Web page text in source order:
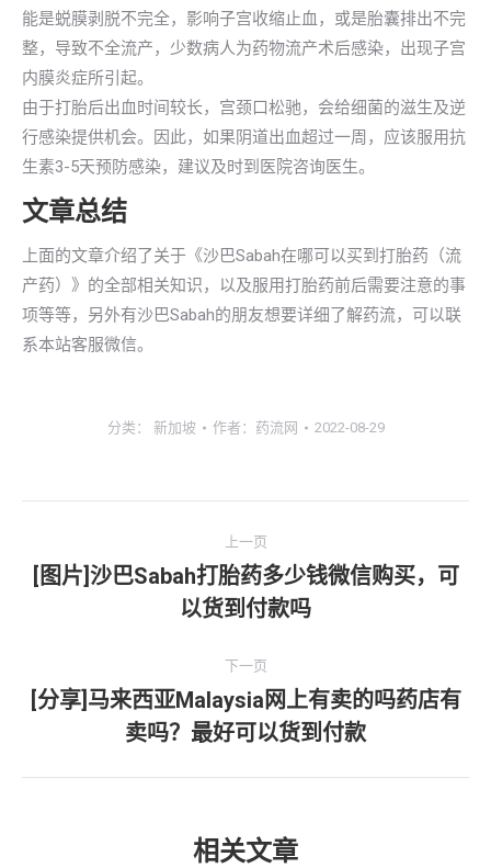
能是蜕膜剥脱不完全，影响子宫收缩止血，或是胎囊排出不完
整，导致不全流产，少数病人为药物流产术后感染，出现子宫
内膜炎症所引起。
由于打胎后出血时间较长，宫颈口松驰，会给细菌的滋生及逆
行感染提供机会。因此，如果阴道出血超过一周，应该服用抗
生素3-5天预防感染，建议及时到医院咨询医生。
文章总结
上面的文章介绍了关于《沙巴Sabah在哪可以买到打胎药（流
产药）》的全部相关知识，以及服用打胎药前后需要注意的事
项等等，另外有沙巴Sabah的朋友想要详细了解药流，可以联
系本站客服微信。
分类： 新加坡 作者： 药流网 2022-08-29
章
上一页
上
一
[图片]沙巴Sabah打胎药多少钱微信购买，可
以货到付款吗
下一页
一
文
[分享]马来西亚Malaysia网上有卖的吗药店有
卖吗？最好可以货到付款
相关文章